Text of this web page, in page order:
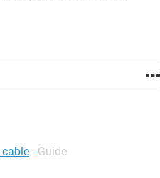
- Guide